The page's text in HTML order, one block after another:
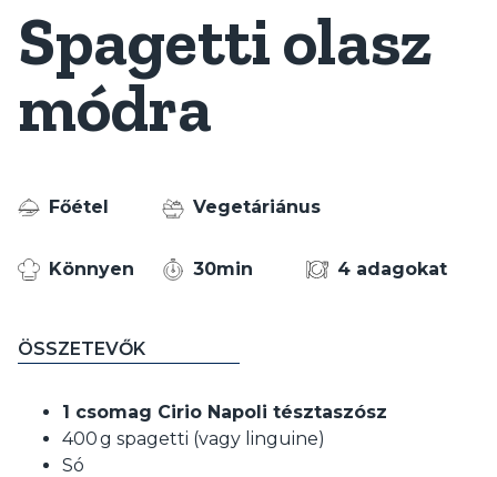
Spagetti olasz
módra
Főétel Vegetáriánus
Könnyen 30min 4 adagokat
ÖSSZETEVŐK
1 csomag Cirio Napoli tésztaszósz
400 g spagetti (vagy linguine)
Só